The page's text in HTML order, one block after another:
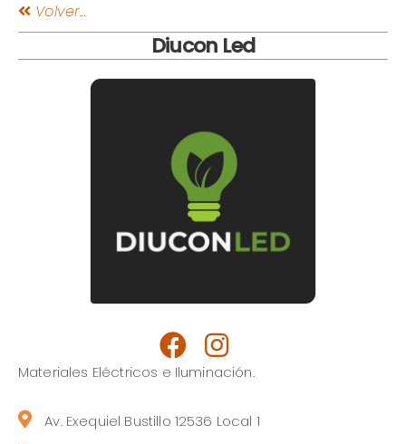
Volver...
Diucon Led
Materiales Eléctricos e Iluminación.
Av. Exequiel Bustillo 12536 Local 1